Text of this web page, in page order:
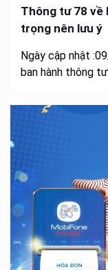
Thông tư 78 về
trọng nên lưu ý
Ngày cập nhật
ban hành thông